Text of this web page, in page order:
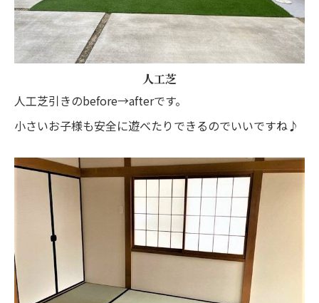
人工芝
人工芝引きのbefore→afterです。
小さいお子様も安全に遊べたりできるのでいいですね♪